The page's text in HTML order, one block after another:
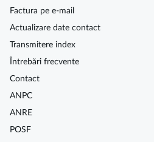
Factura pe e-mail
Actualizare date contact
Transmitere index
Întrebări frecvente
Contact
ANPC
ANRE
POSF